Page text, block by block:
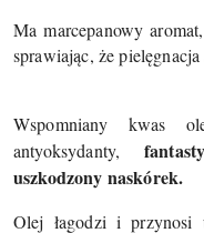
Ma marcepanowy
sprawiając, że
Wspomniany kwas
antyoksydanty,
uszkodzony naskórek.
Olej łagodzi i